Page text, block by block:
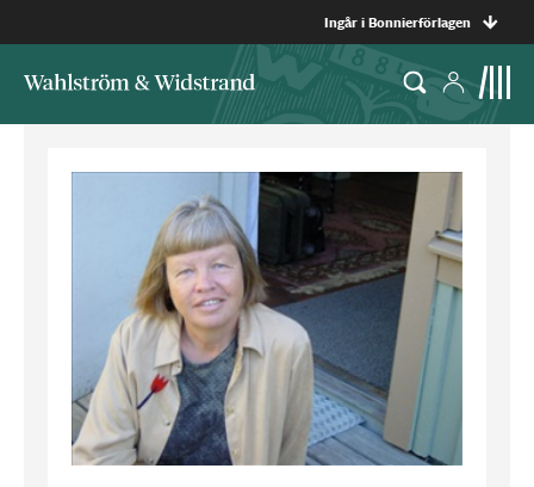
Ingår i Bonnierförlagen